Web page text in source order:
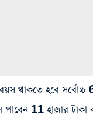
থাকতে হবে
পাবেন 11 হাজার টাকা